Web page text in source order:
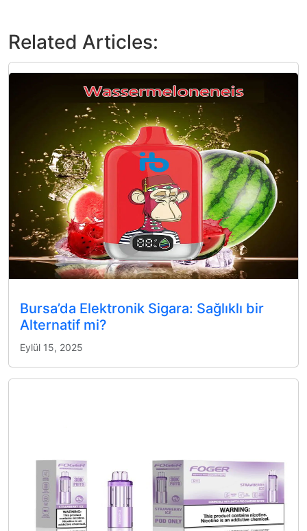
Related Articles:
Bursa’da Elektronik Sigara: Sağlıklı bir
Alternatif mi?
Eylül 15, 2025